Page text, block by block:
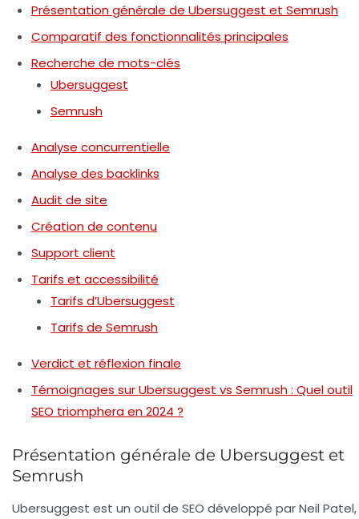
Présentation générale de Ubersuggest et Semrush
Comparatif des fonctionnalités principales
Recherche de mots-clés
Ubersuggest
Semrush
Analyse concurrentielle
Analyse des backlinks
Audit de site
Création de contenu
Support client
Tarifs et accessibilité
Tarifs d’Ubersuggest
Tarifs de Semrush
Verdict et réflexion finale
Témoignages sur Ubersuggest vs Semrush : Quel outil
SEO triomphera en 2024 ?
Présentation générale de Ubersuggest et
Semrush
Ubersuggest est un outil de SEO développé par Neil Patel,